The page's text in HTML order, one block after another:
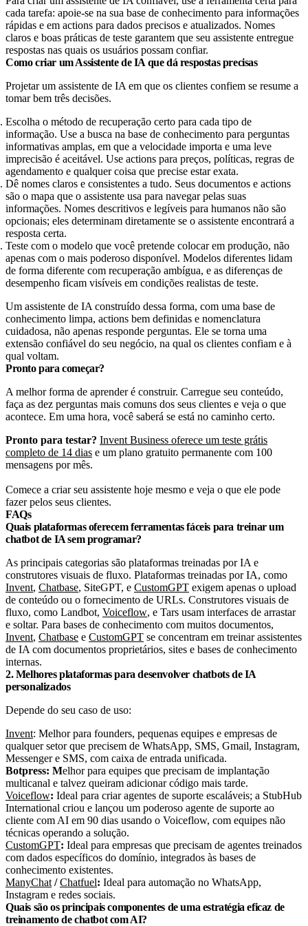
cada tarefa: apoie-se na sua base de conhecimento para informações
rápidas e em actions para dados precisos e atualizados. Nomes
claros e boas práticas de teste garantem que seu assistente entregue
respostas nas quais os usuários possam confiar.
Como criar um Assistente de IA que dá respostas precisas
Projetar um assistente de IA em que os clientes confiem se resume a
tomar bem três decisões.
Escolha o método de recuperação certo para cada tipo de
informação. Use a busca na base de conhecimento para perguntas
informativas amplas, em que a velocidade importa e uma leve
imprecisão é aceitável. Use actions para preços, políticas, regras de
agendamento e qualquer coisa que precise estar exata.
Dê nomes claros e consistentes a tudo. Seus documentos e actions
são o mapa que o assistente usa para navegar pelas suas
informações. Nomes descritivos e legíveis para humanos não são
opcionais; eles determinam diretamente se o assistente encontrará a
resposta certa.
Teste com o modelo que você pretende colocar em produção, não
apenas com o mais poderoso disponível. Modelos diferentes lidam
de forma diferente com recuperação ambígua, e as diferenças de
desempenho ficam visíveis em condições realistas de teste.
Um assistente de IA construído dessa forma, com uma base de
conhecimento limpa, actions bem definidas e nomenclatura
cuidadosa, não apenas responde perguntas. Ele se torna uma
extensão confiável do seu negócio, na qual os clientes confiam e à
qual voltam.
Pronto para começar?
A melhor forma de aprender é construir. Carregue seu conteúdo,
faça as dez perguntas mais comuns dos seus clientes e veja o que
acontece. Em uma hora, você saberá se está no caminho certo.
Pronto para testar? Invent Business oferece um teste grátis
completo de 14 dias e um plano gratuito permanente com 100
mensagens por mês.
Comece a criar seu assistente hoje mesmo e veja o que ele pode
fazer pelos seus clientes.
FAQs
Quais plataformas oferecem ferramentas fáceis para treinar um
chatbot de IA sem programar?
As principais categorias são plataformas treinadas por IA e
construtores visuais de fluxo. Plataformas treinadas por IA, como
Invent, Chatbase, SiteGPT, e CustomGPT exigem apenas o upload
de conteúdo ou o fornecimento de URLs. Construtores visuais de
fluxo, como Landbot, Voiceflow, e Tars usam interfaces de arrastar
e soltar. Para bases de conhecimento com muitos documentos,
Invent, Chatbase e CustomGPT se concentram em treinar assistentes
de IA com documentos proprietários, sites e bases de conhecimento
internas.
2. Melhores plataformas para desenvolver chatbots de IA
personalizados
Depende do seu caso de uso:
Invent: Melhor para founders, pequenas equipes e empresas de
qualquer setor que precisem de WhatsApp, SMS, Gmail, Instagram,
Messenger e SMS, com caixa de entrada unificada.
Botpress: Melhor para equipes que precisam de implantação
multicanal e talvez queiram adicionar código mais tarde.
Voiceflow: Ideal para criar agentes de suporte escaláveis; a StubHub
International criou e lançou um poderoso agente de suporte ao
cliente com AI em 90 dias usando o Voiceflow, com equipes não
técnicas operando a solução.
CustomGPT: Ideal para empresas que precisam de agentes treinados
com dados específicos do domínio, integrados às bases de
conhecimento existentes.
ManyChat /Chatfuel: Ideal para automação no WhatsApp,
Instagram e redes sociais.
Quais são os principais componentes de uma estratégia eficaz de
treinamento de chatbot com AI?